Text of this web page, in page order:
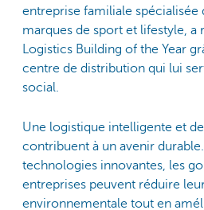
entreprise familiale spécialisée
marques de sport et lifestyle,
Logistics Building of the Year
centre de distribution qui lui
social.
Une logistique intelligente et
contribuent à un avenir
technologies innovantes, les
entreprises peuvent réduire
environnementale tout en